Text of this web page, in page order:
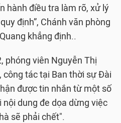
hành điều tra làm rõ, xử lý
định”, Chánh văn phòng
khẳng định..
phóng viên Nguyễn Thị
công tác tại Ban thời sự Đài
được tin nhắn từ một số
dung đe dọa dừng việc
sẽ phải chết".